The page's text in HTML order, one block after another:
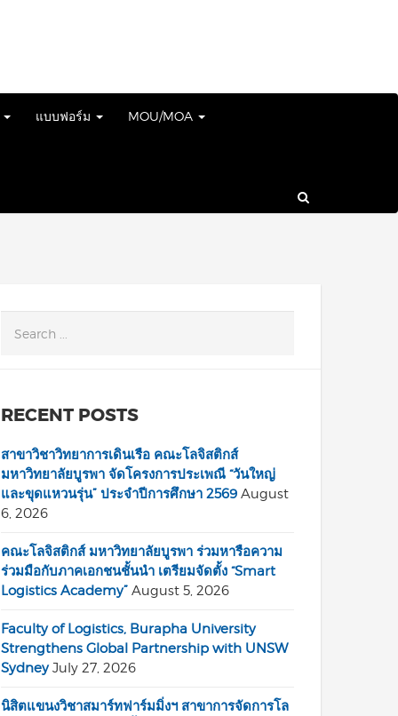
แบบฟอร์ม MOU/MOA
RECENT POSTS
สาขาวิชาวิทยาการเดินเรือ คณะโลจิสติกส์
มหาวิทยาลัยบูรพา จัดโครงการประเพณี “วันใหญ่
และขุดแหวนรุ่น” ประจำปีการศึกษา 2569 August
6, 2026
คณะโลจิสติกส์ มหาวิทยาลัยบูรพา ร่วมหารือความ
ร่วมมือกับภาคเอกชนชั้นนำ เตรียมจัดตั้ง “Smart
Logistics Academy” August 5, 2026
Faculty of Logistics, Burapha University
Strengthens Global Partnership with UNSW
Sydney July 27, 2026
นิสิตแขนงวิชาสมาร์ทฟาร์มมิ่งฯ สาขาการจัดการโล